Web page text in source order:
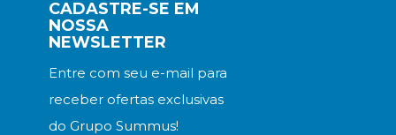
CADASTRE-SE EM
NOSSA
NEWSLETTER
Entre com seu e-mail para
receber ofertas exclusivas
do Grupo Summus!